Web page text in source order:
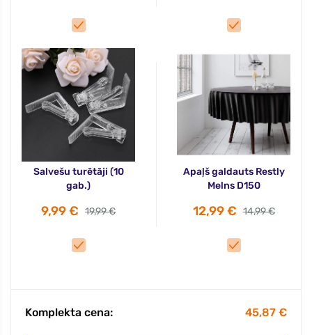
Salvešu turētāji (10
gab.)
9,99 € 19,99 €
Apaļš galdauts Restly
Melns D150
12,99 € 14,99 €
Komplekta cena: 45,87 €